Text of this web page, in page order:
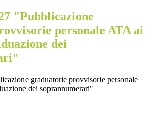
"Pubblicazione
personale ATA ai
dei
graduatorie provvisorie personale
dei soprannumerari"